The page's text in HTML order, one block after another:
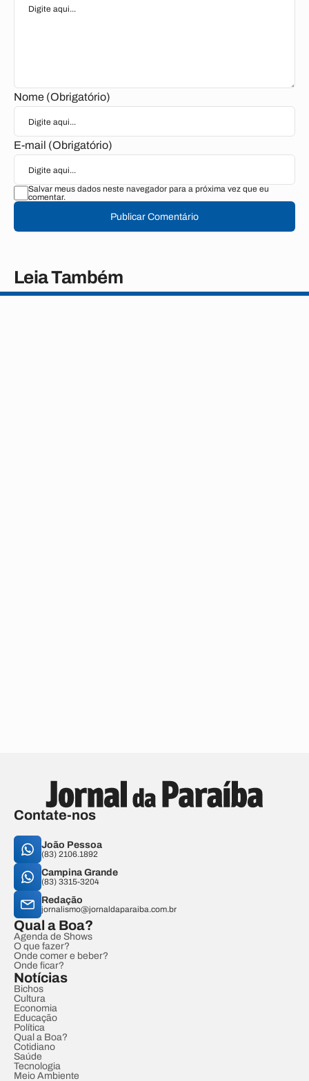
Nome (Obrigatório)
E-mail (Obrigatório)
Salvar meus dados neste navegador para a próxima vez que eu
comentar.
Publicar Comentário
Leia Também
Contate-nos
João Pessoa
(83) 2106.1892
Campina Grande
(83) 3315-3204
Redação
jornalismo@jornaldaparaiba.com.br
Qual a Boa?
Agenda de Shows
O que fazer?
Onde comer e beber?
Onde ficar?
Notícias
Bichos
Cultura
Economia
Educação
Política
Qual a Boa?
Cotidiano
Saúde
Tecnologia
Meio Ambiente